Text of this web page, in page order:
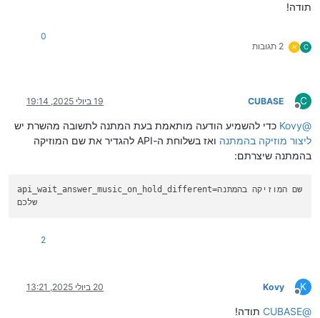
תודה!
C א 2 תגובות
0
C
מנותק
CUBASE 19 ביולי 2025, 19:14
@
Kovy כדי להשמיע הודעה מותאמת בעת המתנה לתשובה מהשרת יש
ליצור מוזיקה בהמתנה
ואז בשלוחת ה-API להגדיר את שם המוזיקה
בהמתנה שיצרתם:
api_wait_answer_music_on_hold_different=שם המוזיקה בהמתנה
שלכם
2
K
מנותק
Kovy 20 ביולי 2025, 13:21
@
CUBASE תודה!